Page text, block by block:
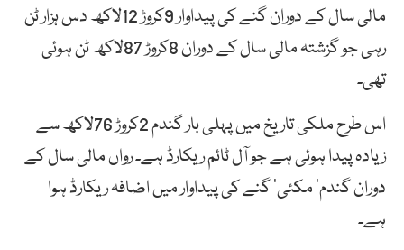
مالی سال کے دوران گنے کی پیداوار 9کروڑ 12لاکھ دس ہزار ٹن
رہی جو گزشتہ مالی سال کے دوران 8کروڑ 87لاکھ ٹن ہوئی
تھی۔
اس طرح ملکی تاریخ میں پہلی بار گندم 2کروڑ 76لاکھ سے
زیادہ پیدا ہوئی ہے جو آل ٹائم ریکارڈ ہے۔ رواں مالی سال کے
دوران گندم‘ مکئی‘ گنے کی پیداوار میں اضافہ ریکارڈ ہوا
ہے۔